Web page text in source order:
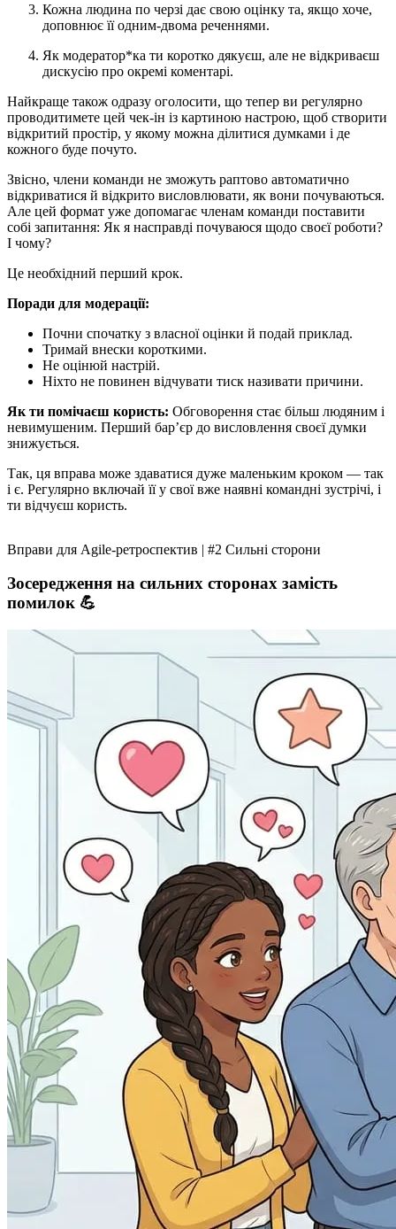
Кожна людина по черзі дає свою оцінку та, якщо хоче,
доповнює її одним-двома реченнями.
Як модератор*ка ти коротко дякуєш, але не відкриваєш
дискусію про окремі коментарі.
Найкраще також одразу оголосити, що тепер ви регулярно
проводитимете цей чек-ін із картиною настрою, щоб створити
відкритий простір, у якому можна ділитися думками і де
кожного буде почуто.
Звісно, члени команди не зможуть раптово автоматично
відкриватися й відкрито висловлювати, як вони почуваються.
Але цей формат уже допомагає членам команди поставити
собі запитання: Як я насправді почуваюся щодо своєї роботи?
І чому?
Це необхідний перший крок.
Поради для модерації:
Почни спочатку з власної оцінки й подай приклад.
Тримай внески короткими.
Не оцінюй настрій.
Ніхто не повинен відчувати тиск називати причини.
Як ти помічаєш користь: Обговорення стає більш людяним і
невимушеним. Перший бар’єр до висловлення своєї думки
знижується.
Так, ця вправа може здаватися дуже маленьким кроком — так
і є. Регулярно включай її у свої вже наявні командні зустрічі, і
ти відчуєш користь.
Вправи для Agile-ретроспектив | #2 Сильні сторони
Зосередження на сильних сторонах замість
помилок 💪